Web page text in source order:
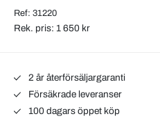
Ref: 31220
Rek. pris: 1 650 kr
2 år återförsäljargaranti
Försäkrade leveranser
100 dagars öppet köp